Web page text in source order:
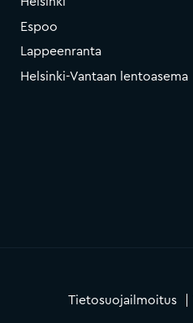
Espoo
Lappeenranta
Helsinki-Vantaan lentoasema
Tietosuojailmoitus